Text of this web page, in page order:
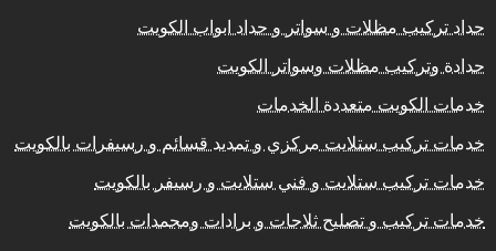
حداد تركيب مظلات و سواتر و حداد ابواب الكويت
حدادة وتركيب مظلات وسواتر الكويت
خدمات الكويت متعددة الخدمات
خدمات تركيب ستلايت مركزي و تمديد قسائم و رسيفرات بالكويت
خدمات تركيب ستلايت و فني ستلايت و رسيفر بالكويت
خدمات تركيب و تصليح ثلاجات و برادات ومجمدات بالكويت